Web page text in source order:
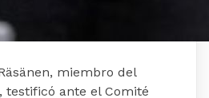
miembro del
testificó ante el Comité